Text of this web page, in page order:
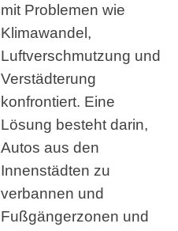
mit Problemen wie
Klimawandel,
Luftverschmutzung und
Verstädterung
konfrontiert. Eine
Lösung besteht darin,
Autos aus den
Innenstädten zu
verbannen und
Fußgängerzonen und